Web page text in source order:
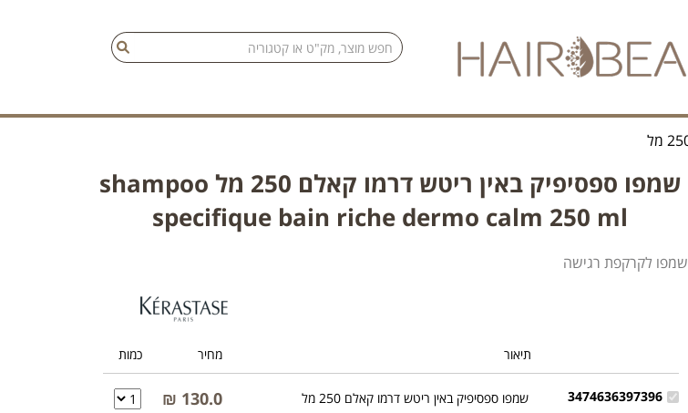
שמפו ספסיפיק באין ריטש דרמו קאלם 250 מל shampoo
specifique bain riche dermo calm 250 ml
שמפו לקרקפת רגישה
תיאור מחיר כמות
3474636397396 שמפו ספסיפיק באין ריטש דרמו קאלם 250 מל 130.0 ₪